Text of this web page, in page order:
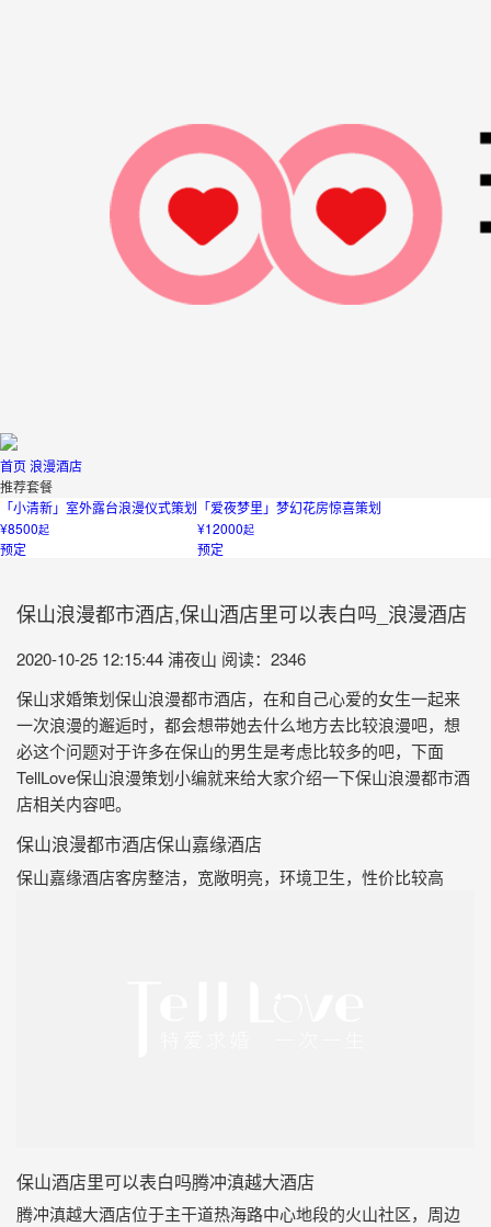
首页浪漫酒店
推荐套餐
「小清新」室外露台浪漫仪式策划
¥8500起
预定
「爱夜梦里」梦幻花房惊喜策划
¥12000起
预定
保山浪漫都市酒店,保山酒店里可以表白吗_浪漫酒店
2020-10-25 12:15:44浦夜山 阅读：2346
保山求婚策划保山浪漫都市酒店，在和自己心爱的女生一起来
一次浪漫的邂逅时，都会想带她去什么地方去比较浪漫吧，想
必这个问题对于许多在保山的男生是考虑比较多的吧，下面
TellLove保山浪漫策划小编就来给大家介绍一下保山浪漫都市酒
店相关内容吧。
保山浪漫都市酒店保山嘉缘酒店
保山嘉缘酒店客房整洁，宽敞明亮，环境卫生，性价比较高
保山酒店里可以表白吗腾冲滇越大酒店
腾冲滇越大酒店位于主干道热海路中心地段的火山社区，周边